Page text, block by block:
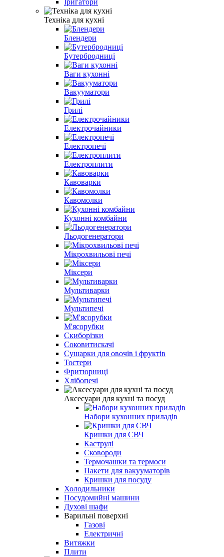
Техніка для кухні
Блендери
Бутербродниці
Ваги кухонні
Вакууматори
Грилі
Електрочайники
Електропечі
Електроплити
Кавоварки
Кавомолки
Кухонні комбайни
Льодогенератори
Мікрохвильові печі
Міксери
Мультиварки
Мультипечі
М'ясорубки
Скиборізки
Соковитискачі
Сушарки для овочів і фруктів
Тостери
Фритюрниці
Хлібопечі
Аксесуари для кухні та посуд
Набори кухонних приладів
Кришки для СВЧ
Каструлі
Сковороди
Термочашки та термоси
Пакети для вакууматорів
Кришки для посуду
Холодильники
Посудомийні машини
Духові шафи
Варильні поверхні
Газові
Електричні
Витяжки
Плити